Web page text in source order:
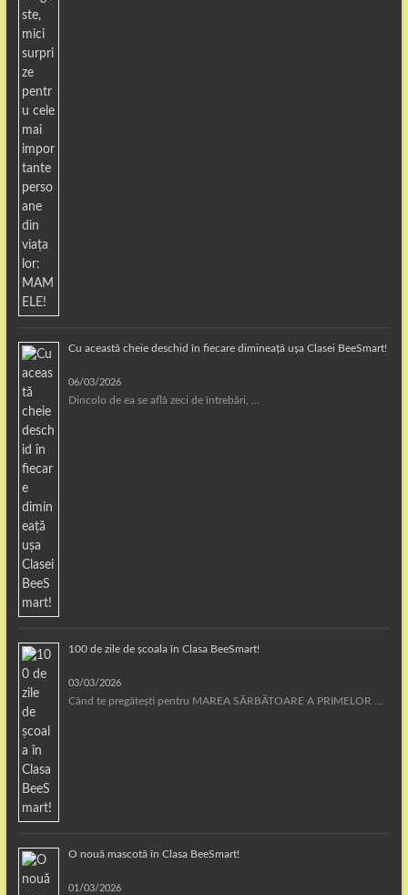
Cu această cheie deschid în fiecare dimineață ușa Clasei BeeSmart!
06/03/2026
Dincolo de ea se află zeci de întrebări, …
100 de zile de școala în Clasa BeeSmart!
03/03/2026
Când te pregătești pentru MAREA SĂRBĂTOARE A PRIMELOR …
O nouă mascotă în Clasa BeeSmart!
01/03/2026